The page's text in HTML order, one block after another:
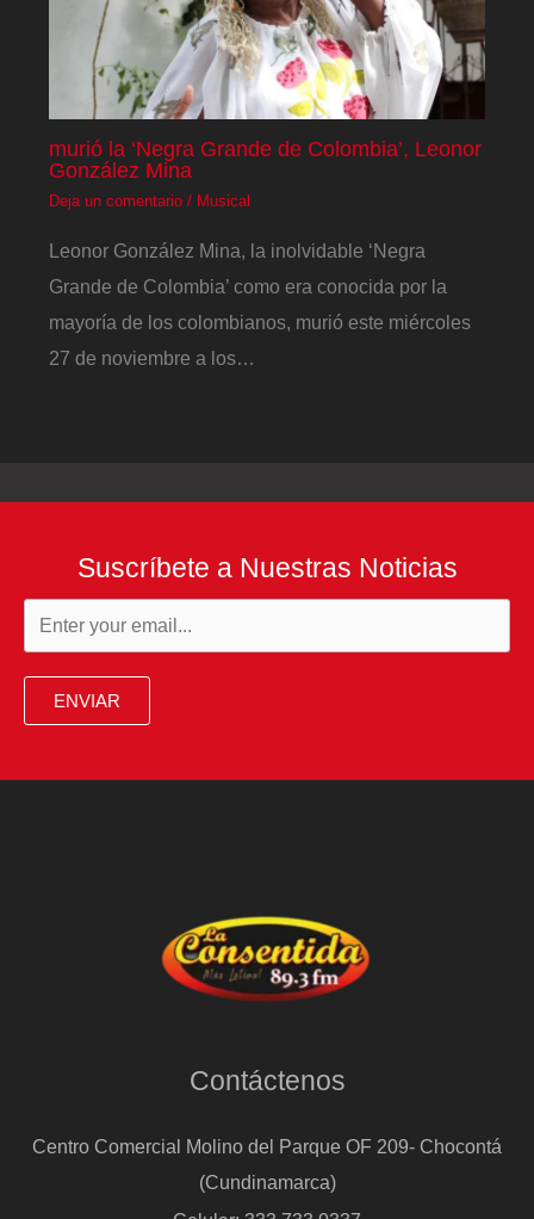
murió la ‘Negra Grande de Colombia’, Leonor
González Mina
Deja un comentario / Musical
Leonor González Mina, la inolvidable ‘Negra
Grande de Colombia’ como era conocida por la
mayoría de los colombianos, murió este miércoles
27 de noviembre a los…
Suscríbete a Nuestras Noticias
ENVIAR
Contáctenos
Centro Comercial Molino del Parque OF 209- Chocontá
(Cundinamarca)